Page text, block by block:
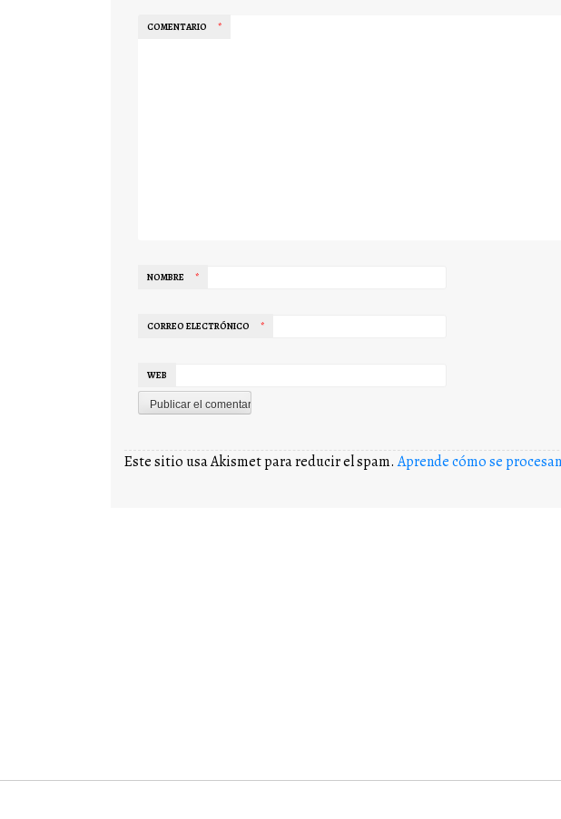
COMENTARIO *
NOMBRE *
CORREO ELECTRÓNICO *
WEB
Este sitio usa Akismet para reducir el spam.Aprende cómo se